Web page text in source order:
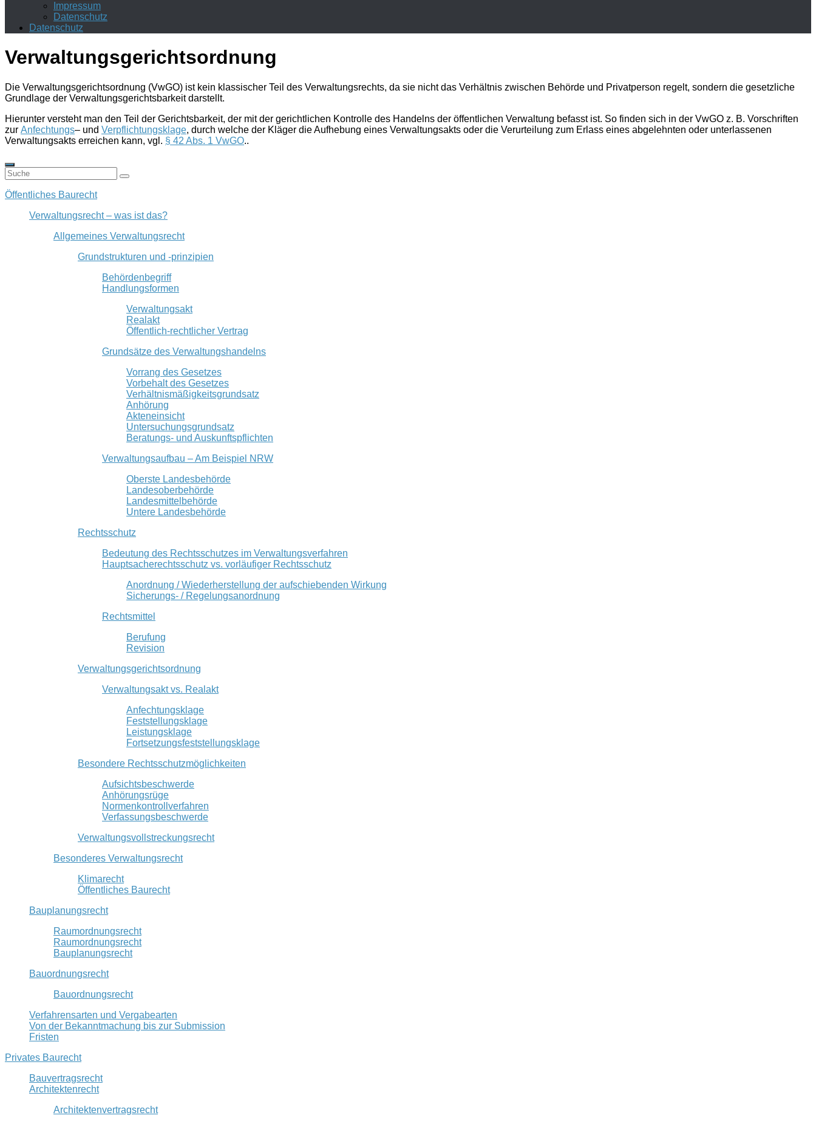
Impressum
Datenschutz
Datenschutz
Verwaltungsgerichtsordnung
Die Verwaltungsgerichtsordnung (VwGO) ist kein klassischer Teil des Verwaltungsrechts, da sie nicht das Verhältnis zwischen Behörde und Privatperson regelt, sondern die gesetzliche
Grundlage der Verwaltungsgerichtsbarkeitdarstellt.
Hierunter versteht man den Teil der Gerichtsbarkeit, der mit der gerichtlichen Kontrolle des Handelns der öffentlichen Verwaltung befasst ist. So finden sich in der VwGO z. B. Vorschriften
zur Anfechtungs– und Verpflichtungsklage, durch welche der Kläger die Aufhebung eines Verwaltungsakts oder die Verurteilung zum Erlass eines abgelehnten oder unterlassenen
Verwaltungsakts erreichen kann, vgl. § 42 Abs. 1 VwGO..
Öffentliches Baurecht
Verwaltungsrecht – was ist das?
Allgemeines Verwaltungsrecht
Grundstrukturen und -prinzipien
Behördenbegriff
Handlungsformen
Verwaltungsakt
Realakt
Öffentlich-rechtlicher Vertrag
Grundsätze des Verwaltungshandelns
Vorrang des Gesetzes
Vorbehalt des Gesetzes
Verhältnismäßigkeitsgrundsatz
Anhörung
Akteneinsicht
Untersuchungsgrundsatz
Beratungs- und Auskunftspflichten
Verwaltungsaufbau – Am Beispiel NRW
Oberste Landesbehörde
Landesoberbehörde
Landesmittelbehörde
Untere Landesbehörde
Rechtsschutz
Bedeutung des Rechtsschutzes im Verwaltungsverfahren
Hauptsacherechtsschutz vs. vorläufiger Rechtsschutz
Anordnung / Wiederherstellung der aufschiebenden Wirkung
Sicherungs- / Regelungsanordnung
Rechtsmittel
Berufung
Revision
Verwaltungsgerichtsordnung
Verwaltungsakt vs. Realakt
Anfechtungsklage
Feststellungsklage
Leistungsklage
Fortsetzungsfeststellungsklage
Besondere Rechtsschutzmöglichkeiten
Aufsichtsbeschwerde
Anhörungsrüge
Normenkontrollverfahren
Verfassungsbeschwerde
Verwaltungsvollstreckungsrecht
Besonderes Verwaltungsrecht
Klimarecht
Öffentliches Baurecht
Bauplanungsrecht
Raumordnungsrecht
Raumordnungsrecht
Bauplanungsrecht
Bauordnungsrecht
Bauordnungsrecht
Verfahrensarten und Vergabearten
Von der Bekanntmachung bis zur Submission
Fristen
Privates Baurecht
Bauvertragsrecht
Architektenrecht
Architektenvertragsrecht